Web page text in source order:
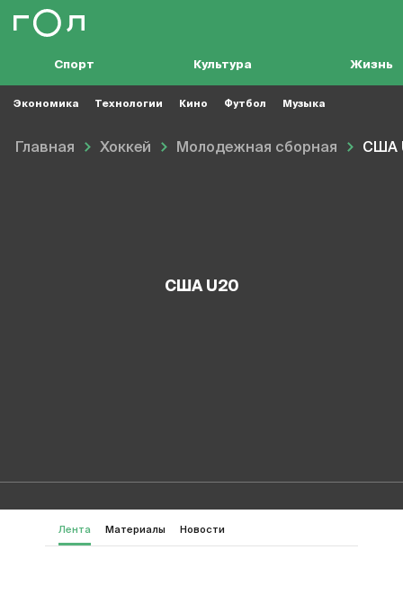
Спорт Культура Жизнь
Экономика Технологии Кино Футбол Музыка
Главная Хоккей Молодежная сборная США
США U20
Лента Материалы Новости